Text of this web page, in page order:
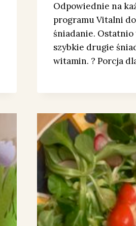
Odpowiednie na
programu Vitalni
śniadanie.
szybkie drugie
witamin. ? Porcja